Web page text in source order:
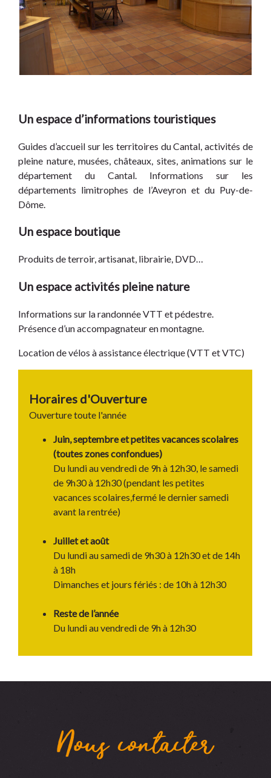
Un espace d’informations touristiques
Guides d’accueil sur les territoires du Cantal, activités de
pleine nature, musées, châteaux, sites, animations sur le
département du Cantal. Informations sur les
départements limitrophes de l’Aveyron et du Puy-de-
Dôme.
Un espace boutique
Produits de terroir, artisanat, librairie, DVD…
Un espace activités pleine nature
Informations sur la randonnée VTT et pédestre.
Présence d’un accompagnateur en montagne.
Location de vélos à assistance électrique (VTT et VTC)
Horaires d'Ouverture
Ouverture toute l'année
Juin, septembre et petites vacances scolaires
(toutes zones confondues)
Du lundi au vendredi de 9h à 12h30, le samedi
de 9h30 à 12h30 (pendant les petites
vacances scolaires,fermé le dernier samedi
avant la rentrée)
Juillet et août
Du lundi au samedi de 9h30 à 12h30 et de 14h
à 18h
Dimanches et jours fériés : de 10h à 12h30
Reste de l’année
Du lundi au vendredi de 9h à 12h30
Nous contacter